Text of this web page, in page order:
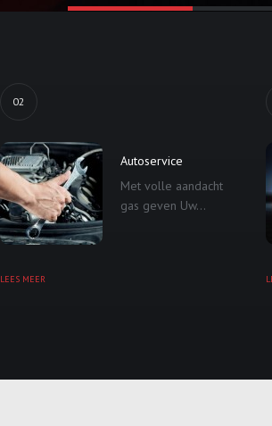
02
Autoservice
Met volle aandacht
gas geven Uw...
LEES MEER